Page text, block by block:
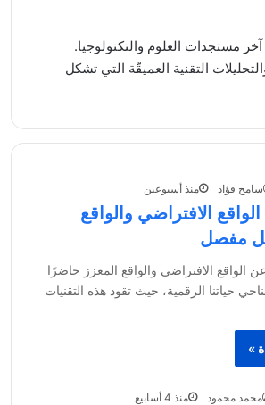
مستجدات العلوم والتكنولوجيا.
التقنية العميقّة التي تشكل
سامح فؤاد منذ أسبوعين
الافتراضي والواقع
مفصل
الواقع الافتراضي والواقع المعزز حاضرًا
حياتنا الرقمية، حيث تقود هذه التقنيات
»
محمد محمود منذ 4 أسابيع